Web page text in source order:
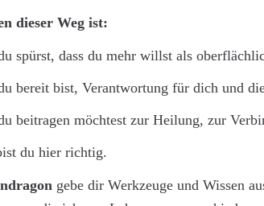
dieser Weg ist:
spürst, dass du mehr willst als
bereit bist, Verantwortung für dich und
beitragen möchtest zur Heilung, zur
du hier richtig.
gebe dir Werkzeuge und Wissen